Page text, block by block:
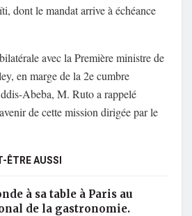
dont le mandat arrive à échéance
avec la Première ministre de
en marge de la 2e cumbre
Abeba, M. Ruto a rappelé
de cette mission dirigée par le
ÊTRE AUSSI
à sa table à Paris au
de la gastronomie.